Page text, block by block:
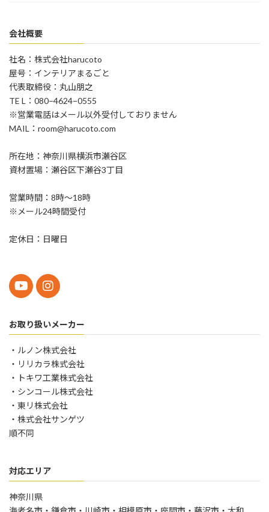
会社概要
社名：株式会社harucoto
屋号：インテリアまるごと
代表取締役：丸山朋之
TE L：080−4624−0555
※営業電話はメール以外受付しておりません
MAIL：room@harucoto.com
所在地：神奈川県横浜市瀬谷区
資材置場：瀬谷区下瀬谷3丁目
営業時間：8時〜18時
※メール24時間受付
定休日：日曜日
お取り扱いメーカー
・ルノン株式会社
・リリカラ株式会社
・トキワ工業株式会社
・シンコール株式会社
・東リ株式会社
・株式会社サンゲツ
順不同
対応エリア
神奈川県